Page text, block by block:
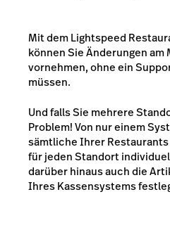
Mit dem Lightspeed
können Sie Änderungen am
vornehmen, ohne ein
müssen.
Und falls Sie mehrere
Problem! Von nur einem
sämtliche Ihrer
für jeden Standort
darüber hinaus auch die
Ihres Kassensystems